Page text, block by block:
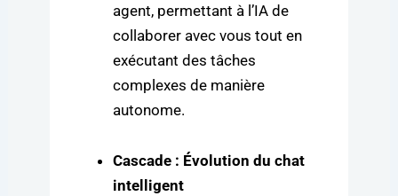
agent, permettant à l’IA de
collaborer avec vous tout en
exécutant des tâches
complexes de manière
autonome.
Cascade : Évolution du chat
intelligent